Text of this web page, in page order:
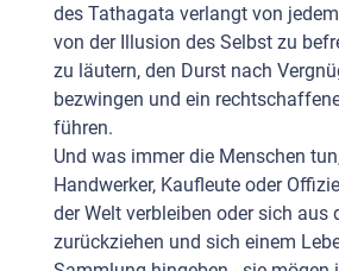
des Tathagata verlangt von
von der Illusion des Selbst zu
zu läutern, den Durst nach
bezwingen und ein
führen.
Und was immer die Menschen
Handwerker, Kaufleute oder
der Welt verbleiben oder sich aus
zurückziehen und sich einem